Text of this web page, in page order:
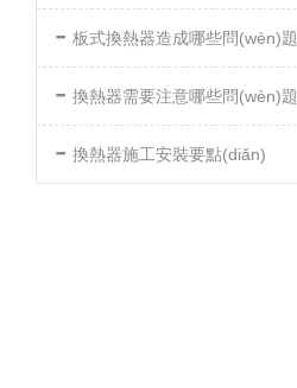
- 板式換熱器造成哪些問(wèn)題
- 換熱器需要注意哪些問(wèn)題
- 換熱器施工安裝要點(diǎn)